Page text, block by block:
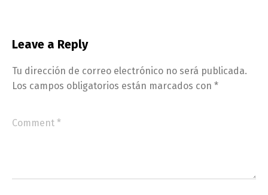
Leave a Reply
Tu dirección de correo electrónico no será publicada.
Los campos obligatorios están marcados con *